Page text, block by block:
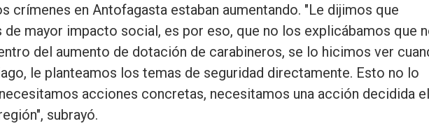
crímenes en Antofagasta estaban aumentando. "Le dijimos que
mayor impacto social, es por eso, que no los explicábamos que
del aumento de dotación de carabineros, se lo hicimos ver
le planteamos los temas de seguridad directamente. Esto no lo
acciones concretas, necesitamos una acción decidida el
subrayó.